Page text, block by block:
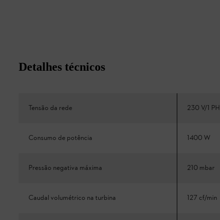
Detalhes técnicos
Tensão da rede 230 V/1
Consumo de potência 1400 W
Pressão negativa máxima 210 mbar
Caudal volumétrico na turbina 127 cf/min